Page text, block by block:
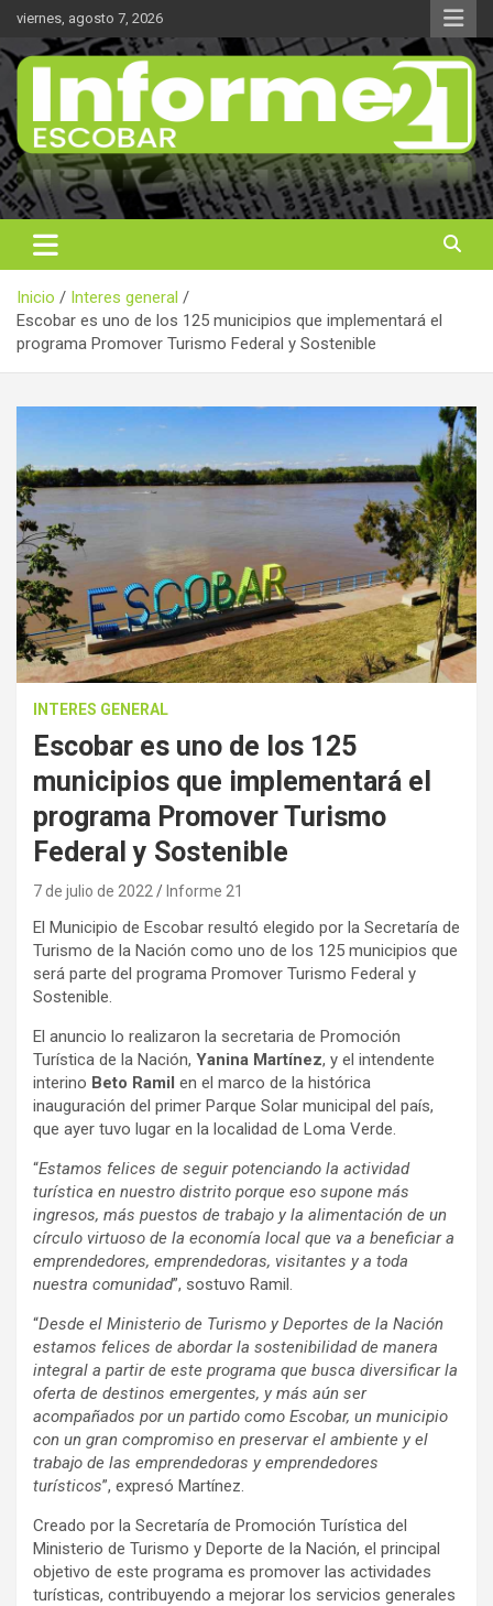
Saltar
contenido
viernes, agosto 7, 2026
Informe 21
Noticas reales
Inicio
Interes general
Escobar es uno de los 125 municipios que implementará el
programa Promover Turismo Federal y Sostenible
INTERES GENERAL
Escobar es uno de los 125
municipios que implementará el
programa Promover Turismo
Federal y Sostenible
7 de julio de 2022 Informe 21
El Municipio de Escobar resultó elegido por la Secretaría de
Turismo de la Nación como uno de los 125 municipios que
será parte del programa Promover Turismo Federal y
Sostenible.
El anuncio lo realizaron la secretaria de Promoción
Turística de la Nación, Yanina Martínez, y el intendente
interino Beto Ramil en el marco de la histórica
inauguración del primer Parque Solar municipal del país,
que ayer tuvo lugar en la localidad de Loma Verde.
“Estamos felices de seguir potenciando la actividad
turística en nuestro distrito porque eso supone más
ingresos, más puestos de trabajo y la alimentación de un
círculo virtuoso de la economía local que va a beneficiar a
emprendedores, emprendedoras, visitantes y a toda
nuestra comunidad”, sostuvo Ramil.
“Desde el Ministerio de Turismo y Deportes de la Nación
estamos felices de abordar la sostenibilidad de manera
integral a partir de este programa que busca diversificar la
oferta de destinos emergentes, y más aún ser
acompañados por un partido como Escobar, un municipio
con un gran compromiso en preservar el ambiente y el
trabajo de las emprendedoras y emprendedores
turísticos”, expresó Martínez.
Creado por la Secretaría de Promoción Turística del
Ministerio de Turismo y Deporte de la Nación, el principal
objetivo de este programa es promover las actividades
turísticas, contribuyendo a mejorar los servicios generales